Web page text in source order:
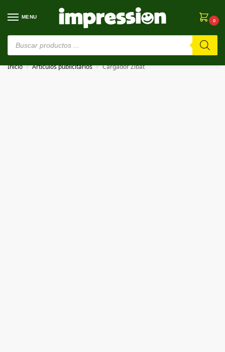
MENU
0
⚠️ Estamos en pruebas. Si algo falla, ¡Perdón!⚠️
Inicio / Artículos publicitarios / Cargador Zibat